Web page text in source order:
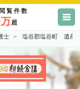
覧件数
超
士 塩谷郡塩谷町 遺産